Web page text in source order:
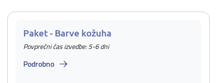
Paket - Barve kožuha
Povprečni čas izvedbe: 5-6 dni
Podrobno